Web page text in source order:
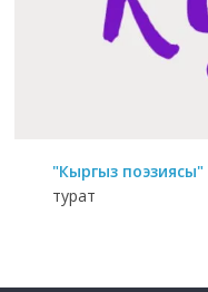
"Кыргыз поэзиясы"
турат